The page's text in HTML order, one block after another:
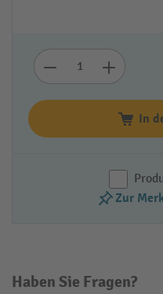
In
Zur
Haben Sie Fragen?